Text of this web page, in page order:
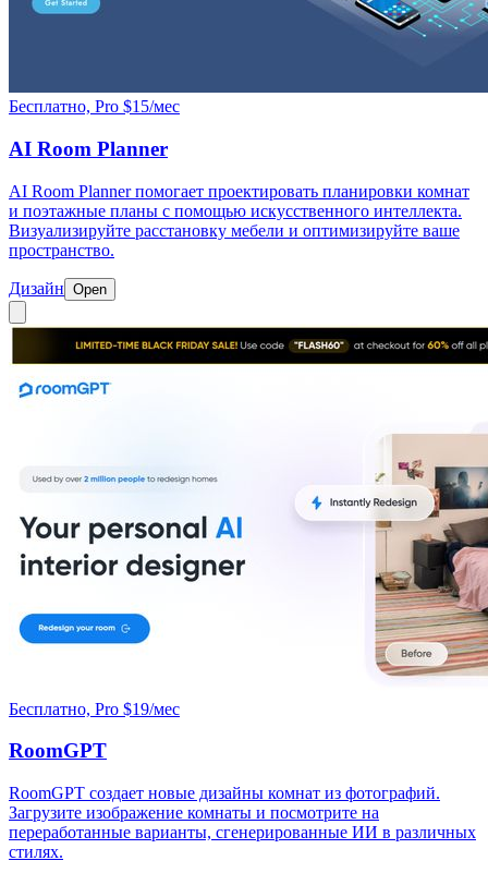
Бесплатно, Pro $15/мес
AI Room Planner
AI Room Planner помогает проектировать планировки комнат
и поэтажные планы с помощью искусственного интеллекта.
Визуализируйте расстановку мебели и оптимизируйте ваше
пространство.
Дизайн Open
Бесплатно, Pro $19/мес
RoomGPT
RoomGPT создает новые дизайны комнат из фотографий.
Загрузите изображение комнаты и посмотрите на
переработанные варианты, сгенерированные ИИ в различных
стилях.